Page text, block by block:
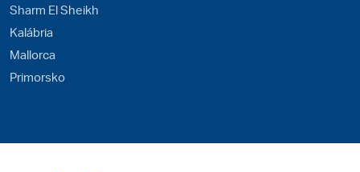
Sharm El Sheikh
Kalábria
Mallorca
Primorsko